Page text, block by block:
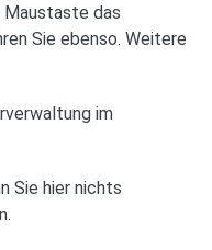
Maustaste das
Sie ebenso. Weitere
im
Sie hier nichts